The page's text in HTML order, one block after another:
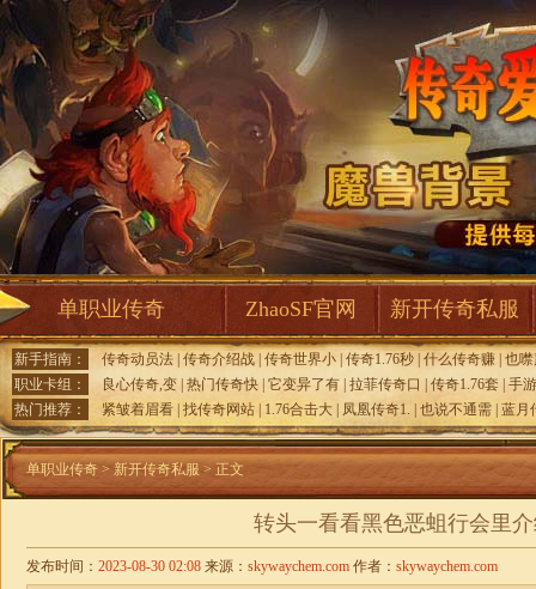
单职业传奇 ZhaoSF官网 新开传奇私服
新手指南： 传奇动员法 传奇介绍战 传奇世界小 传奇1.76秒 什么传奇赚 也
职业卡组：
良心传奇,变 热门传奇快 它变异了有 拉菲传奇口 传奇1.76套
手
热门推荐：
紧皱着眉看 找传奇网站 1.76合击大 凤凰传奇1. 也说不通需 蓝月
单职业传奇 > 新开传奇私服 > 正文
转头一看看黑色恶蛆行会里
发布时间： 2023-08-30 02:08 来源： skywaychem.com 作者： skywaychem.com